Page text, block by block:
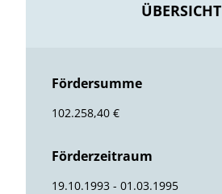
ÜBERSICHT
Fördersumme
102.258,40 €
Förderzeitraum
19.10.1993 - 01.03.1995